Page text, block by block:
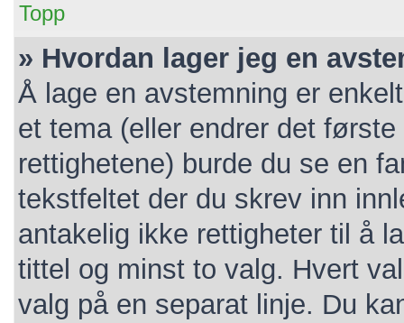
Topp
» Hvordan lager jeg en
Å lage en avstemning er
et tema (eller endrer det
rettighetene) burde du se en
tekstfeltet der du skrev inn
antakelig ikke rettigheter til å
tittel og minst to valg. Hvert
valg på en separat linje. Du